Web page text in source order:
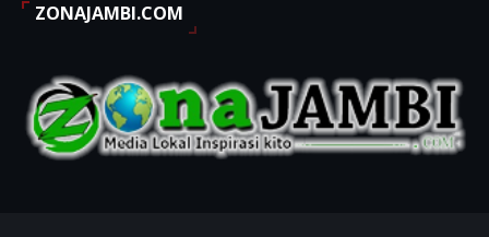
ZONAJAMBI.COM